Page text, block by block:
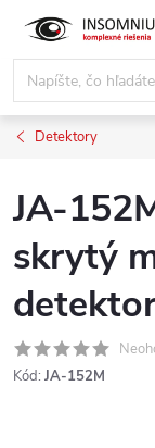
obsah
Detektory
JA-
skrytý
Kód: JA-152M